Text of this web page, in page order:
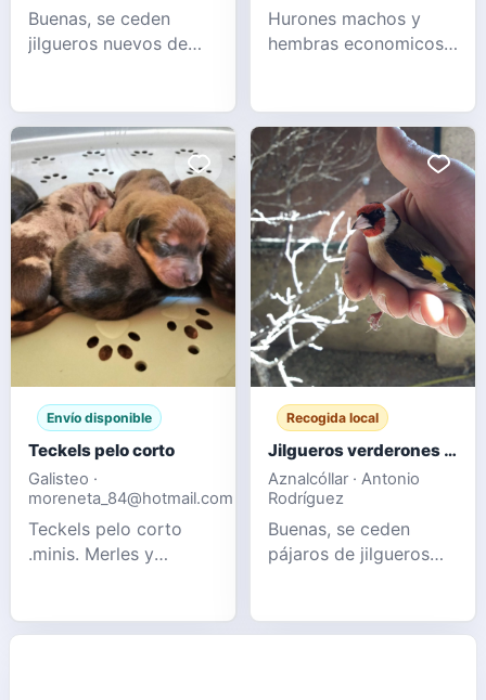
Buenas, se ceden
jilgueros nuevos de
mudar, pajaros
preciosos se dan en
mano, un saludo.+34
697 34 74 54
Hurones machos y
hembras economicos
Envío disponible
Teckels pelo corto
Galisteo ·
moreneta_84@hotmail.com
Teckels pelo corto
.minis. Merles y
privado 📩
Recogida local
Jilgueros verderones pardillos
Aznalcóllar · Antonio
Rodríguez
Buenas, se ceden
pájaros de jilgueros
también de otros años